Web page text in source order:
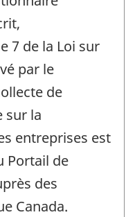
7 de la Loi sur
par le
de
sur la
entreprises est
Portail de
des
Canada.